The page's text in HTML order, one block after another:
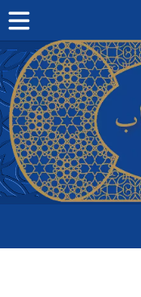
مقدس پشتو
· ترکمنی